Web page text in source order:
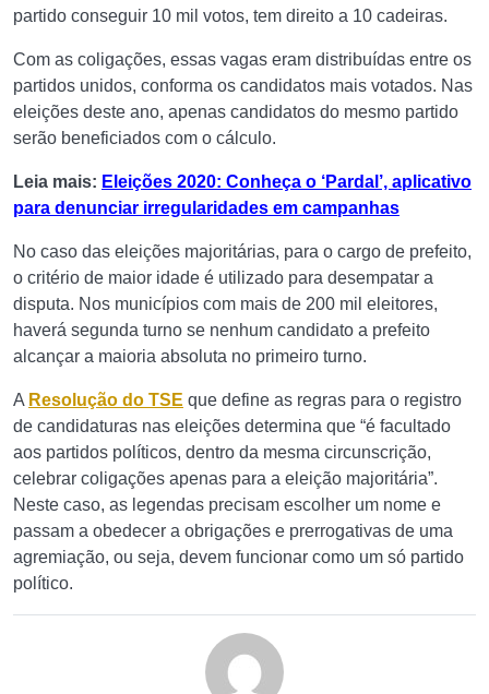
partido conseguir 10 mil votos, tem direito a 10 cadeiras.
Com as coligações, essas vagas eram distribuídas entre os
partidos unidos, conforma os candidatos mais votados. Nas
eleições deste ano, apenas candidatos do mesmo partido
serão beneficiados com o cálculo.
Leia mais: Eleições 2020: Conheça o ‘Pardal’, aplicativo
para denunciar irregularidades em campanhas
No caso das eleições majoritárias, para o cargo de prefeito,
o critério de maior idade é utilizado para desempatar a
disputa. Nos municípios com mais de 200 mil eleitores,
haverá segunda turno se nenhum candidato a prefeito
alcançar a maioria absoluta no primeiro turno.
A Resolução do TSE que define as regras para o registro
de candidaturas nas eleições determina que “é facultado
aos partidos políticos, dentro da mesma circunscrição,
celebrar coligações apenas para a eleição majoritária”.
Neste caso, as legendas precisam escolher um nome e
passam a obedecer a obrigações e prerrogativas de uma
agremiação, ou seja, devem funcionar como um só partido
político.